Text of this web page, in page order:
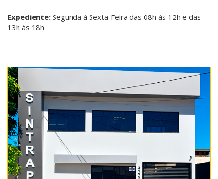
Expediente: Segunda à Sexta-Feira das 08h às 12h e das
13h às 18h